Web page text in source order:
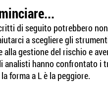
di seguito potrebbero
a scegliere gli
alla gestione del rischio e
analisti hanno confrontato i
forma a L è la peggiore.